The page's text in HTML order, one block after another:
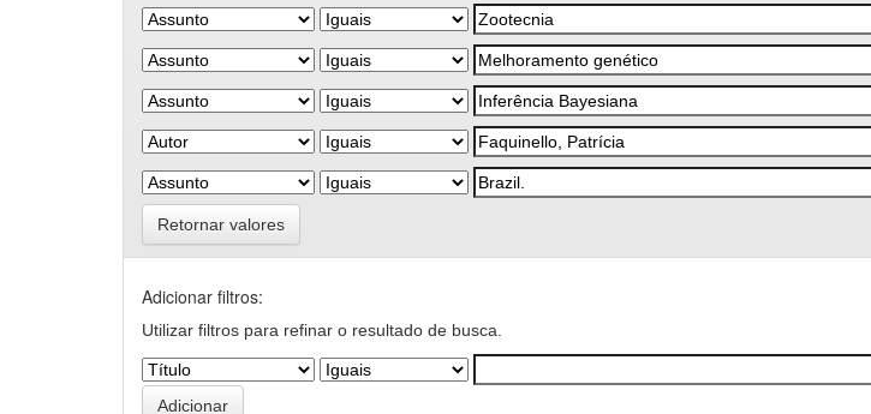
Retornar valores
Adicionar filtros:
Utilizar filtros para refinar o resultado de busca.